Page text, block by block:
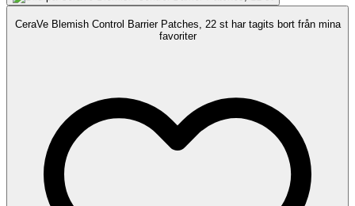
CeraVe Blemish Control Barrier Patches, 22 st har tagits bort från mina
favoriter